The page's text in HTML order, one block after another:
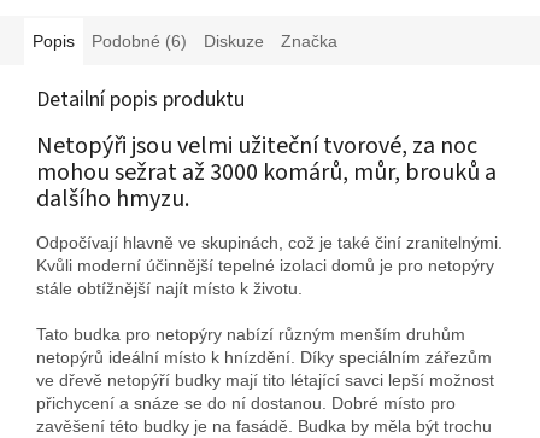
Popis Podobné (6) Diskuze Značka
Detailní popis produktu
Netopýři jsou velmi užiteční tvorové, za noc
mohou sežrat až 3000 komárů, můr, brouků a
dalšího hmyzu.
Odpočívají hlavně ve skupinách, což je také činí zranitelnými.
Kvůli moderní účinnější tepelné izolaci domů je pro netopýry
stále obtížnější najít místo k životu.
Tato budka pro netopýry nabízí různým menším druhům
netopýrů ideální místo k hnízdění. Díky speciálním zářezům
ve dřevě netopýří budky mají tito létající savci lepší možnost
přichycení a snáze se do ní dostanou. Dobré místo pro
zavěšení této budky je na fasádě. Budka by měla být trochu